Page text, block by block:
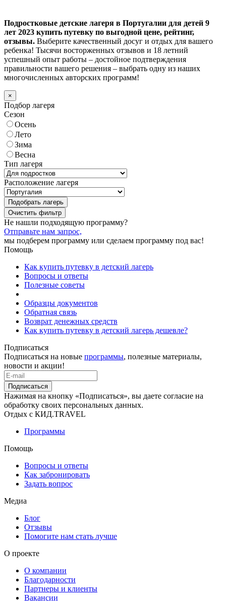
Подростковые детские лагеря в Португалии для детей 9
лет 2023 купить путевку по выгодной цене, рейтинг,
отзывы. Выберите качественный досуг и отдых для вашего
ребенка! Тысячи восторженных отзывов и 18 летний
успешный опыт работы – достойное подтверждения
правильности вашего решения – выбрать одну из наших
многочисленных авторских программ!
×
Подбор лагеря
Сезон
Осень
Лето
Зима
Весна
Тип лагеря
Расположение лагеря
Подобрать лагерь
Не нашли подходящую программу?
Отправьте нам запрос,
мы подберем программу или сделаем программу под вас!
Помощь
Как купить путевку в детский лагерь
Вопросы и ответы
Полезные советы
Образцы документов
Обратная связь
Возврат денежных средств
Как купить путевку в детский лагерь дешевле?
Подписаться
Подписаться на новые программы, полезные материалы,
новости и акции!
Подписаться
Нажимая на кнопку «Подписаться», вы даете согласие на
обработку своих персональных данных.
Отдых с КИД.TRAVEL
Программы
Помощь
Вопросы и ответы
Как забронировать
Задать вопрос
Медиа
Блог
Отзывы
Помогите нам стать лучше
О проекте
О компании
Благодарности
Партнеры и клиенты
Вакансии